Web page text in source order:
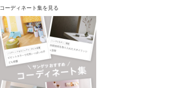
コーディネート集を見る